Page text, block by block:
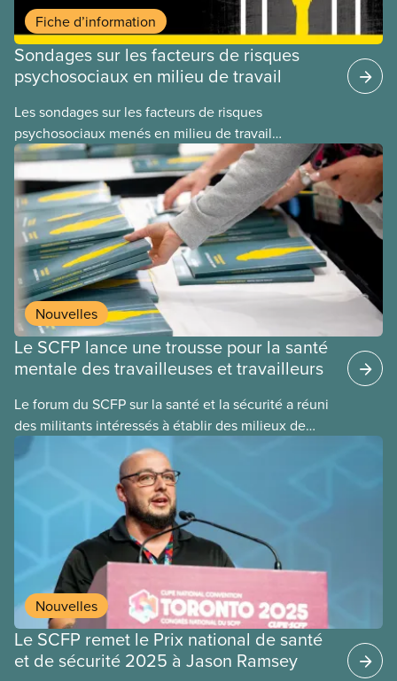
Fiche d’information
Sondages sur les facteurs de risques
psychosociaux en milieu de travail
Les sondages sur les facteurs de risques
psychosociaux menés en milieu de travail
permettent de rassembler des informations
pertinentes sur les conditions de santé et de
sécurité psychologiques qui touchent nos
membres quotidiennement. Mené de façon
adéquate, ce mode d’évaluation permet de
détecter non seulement les facteurs de risques,
mais également les forces d’une organisation sur
lesquelles nous appuyer pour apporter
des changements.
Nouvelles
Le SCFP lance une trousse pour la santé
mentale des travailleuses et travailleurs
Le forum du SCFP sur la santé et la sécurité a réuni
des militants intéressés à établir des milieux de
travail plus sains et plus sécuritaires,
particulièrement en ce qui a trait à la santé mentale
et à la sécurité psychologique.
Nouvelles
Le SCFP remet le Prix national de santé
et de sécurité 2025 à Jason Ramsey